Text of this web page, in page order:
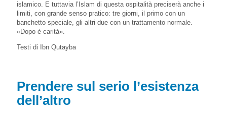
islamico. E tuttavia l’Islam di questa ospitalità preciserà anche i
limiti, con grande senso pratico: tre giorni, il primo con un
banchetto speciale, gli altri due con un trattamento normale.
«Dopo è carità».
Testi di Ibn Qutayba
Prendere sul serio l’esistenza
dell’altro